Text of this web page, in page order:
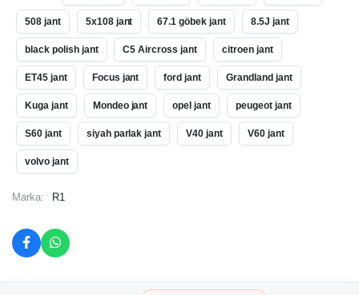
508 jant 5x108 jant 67.1 göbek jant 8.5J jant
black polish jant C5 Aircross jant citroen jant
ET45 jant Focus jant ford jant Grandland jant
Kuga jant Mondeo jant opel jant peugeot jant
S60 jant siyah parlak jant V40 jant V60 jant
volvo jant
Marka: R1